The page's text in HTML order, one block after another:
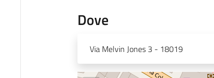
Dove
Via Melvin Jones 3 - 18019